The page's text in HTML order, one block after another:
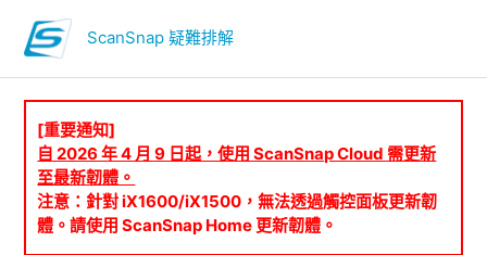
ScanSnap 疑難排解
[重要通知]
自 2026 年 4 月 9 日起，使用 ScanSnap Cloud 需更新
至最新韌體。
注意：針對 iX1600/iX1500，無法透過觸控面板更新韌
體。請使用 ScanSnap Home 更新韌體。